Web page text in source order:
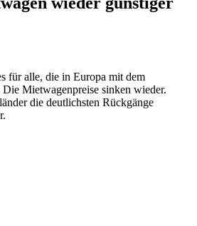
für alle, die in Europa mit dem
Mietwagenpreise sinken wieder.
die deutlichsten Rückgänge